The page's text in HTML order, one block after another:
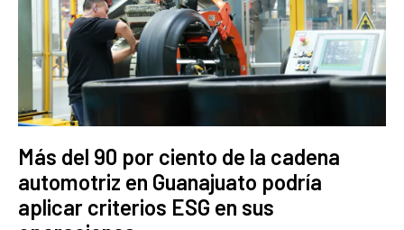
Más del 90 por ciento de la cadena
automotriz en Guanajuato podría
aplicar criterios ESG en sus